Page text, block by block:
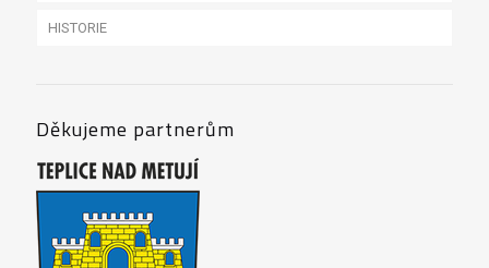
A8 2023
A8 2017
A8 2015
HISTORIE
Děkujeme partnerům